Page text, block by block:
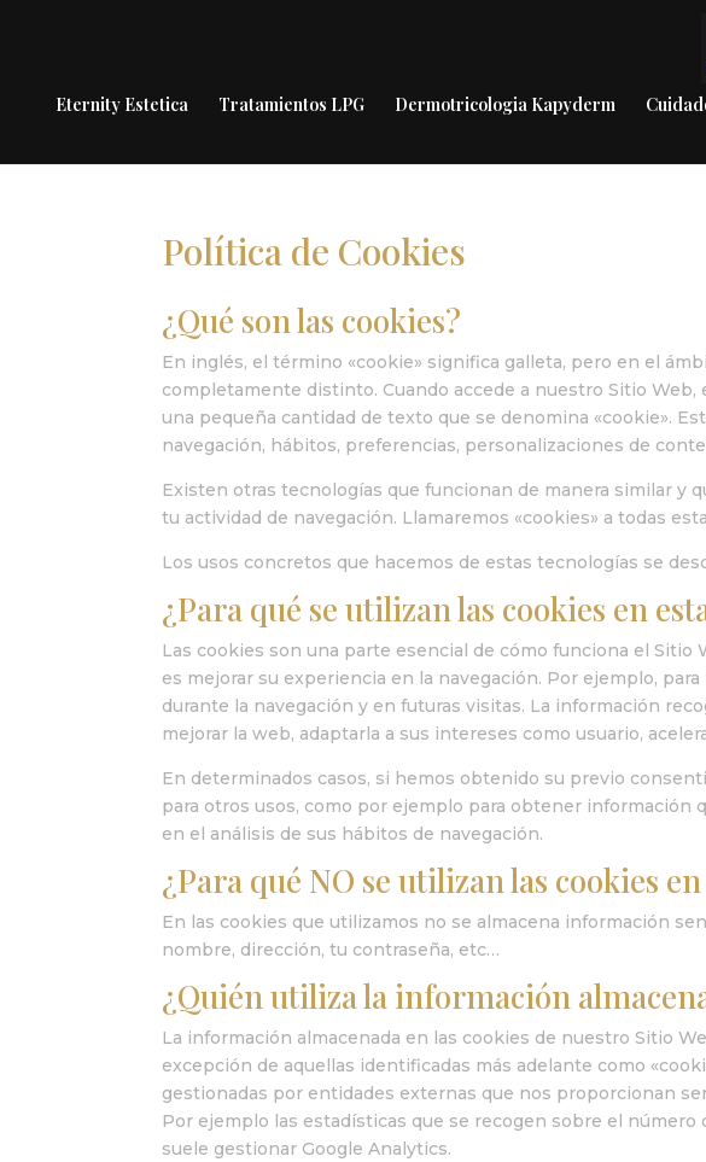
Eternity Estetica Tratamientos LPG Dermotricologia Kapyderm
Política de Cookies
¿Qué son las cookies?
En inglés, el término «cookie» significa galleta, pero en el
completamente distinto. Cuando accede a nuestro Sitio
una pequeña cantidad de texto que se denomina «cookie».
navegación, hábitos, preferencias, personalizaciones de
Existen otras tecnologías que funcionan de manera similar y
tu actividad de navegación. Llamaremos «cookies» a todas
Los usos concretos que hacemos de estas tecnologías se
¿Para qué se utilizan las cookies en
Las cookies son una parte esencial de cómo funciona el
es mejorar su experiencia en la navegación. Por ejemplo,
durante la navegación y en futuras visitas. La información
mejorar la web, adaptarla a sus intereses como usuario,
En determinados casos, si hemos obtenido su previo
para otros usos, como por ejemplo para obtener información
en el análisis de sus hábitos de navegación.
¿Para qué NO se utilizan las cookies
En las cookies que utilizamos no se almacena información
nombre, dirección, tu contraseña, etc…
¿Quién utiliza la información
La información almacenada en las cookies de nuestro Sitio
excepción de aquellas identificadas más adelante como
gestionadas por entidades externas que nos proporcionan
Por ejemplo las estadísticas que se recogen sobre el
suele gestionar Google Analytics.